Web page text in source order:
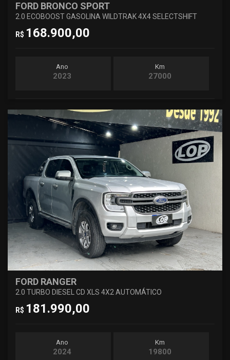
FORD BRONCO SPORT
2.0 ECOBOOST GASOLINA WILDTRAK 4X4 SELECTSHIFT
R$ 168.900,00
Ano
2023
Km
27000
FORD RANGER
2.0 TURBO DIESEL CD XLS 4X2 AUTOMÁTICO
R$ 181.990,00
Ano
2024
Km
19800